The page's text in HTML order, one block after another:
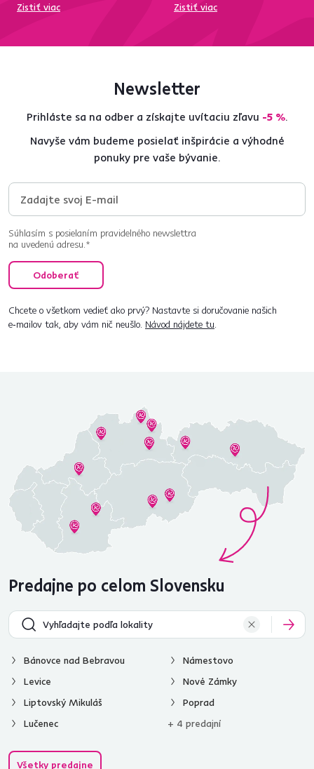
Zistiť viac
Zistiť viac
Newsletter
Prihláste sa na odber a získajte uvítaciu zľavu -5 %.
Navyše vám budeme posielať inšpirácie a výhodné
ponuky pre vaše bývanie.
Súhlasím s posielaním pravidelného newslettra
na uvedenú adresu.*
Odoberať
Chcete o všetkom vedieť ako prvý? Nastavte si doručovanie našich
e‑mailov tak, aby vám nič neušlo. Návod nájdete tu.
Predajne po celom Slovensku
Bánovce nad Bebravou
Levice
Liptovský Mikuláš
Lučenec
Námestovo
Nové Zámky
Poprad
+ 4 predajní
Všetky predajne